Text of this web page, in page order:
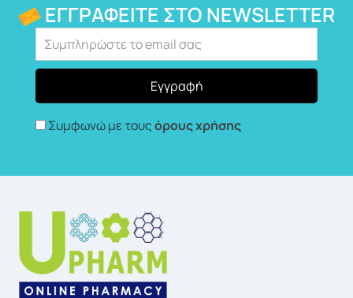
ΕΓΓΡΑΦΕΊΤΕ ΣΤΟ NEWSLETTER
Συμφωνώ με τουςόρους χρήσης